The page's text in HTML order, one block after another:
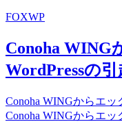
FOXWP
Conoha WING
WordPressの
Conoha WINGからエ
Conoha WINGからエ